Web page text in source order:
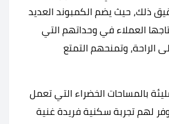
ذلك، حيث يضم الكمبوند العديد
العملاء في وحداتهم التي
الراحة، وتمنحهم التمتع
بالمساحات الخضراء التي تعمل
لهم تجربة سكنية فريدة غنية